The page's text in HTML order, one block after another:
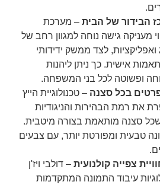
– מערכת
מעניקה גישה נוחה למגוון רחב של
ואפליקציות, לצד ממשק ידידותי
אישית. כך ניתן ליהנות
ופשוטה לכל בני המשפחה.
– טכנולוגיית הייץ
את רמת הבהירות והניגודיות
שכל סצנה מותאמת בצורה מיטבית.
טבעית ומפורטת יותר, עם צבעים
– דולבי ויז'ן
עיבוד התמונה המתקדמות